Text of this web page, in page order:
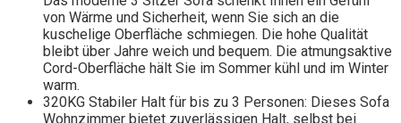
von Wärme und Sicherheit, wenn Sie sich an die
kuschelige Oberfläche schmiegen. Die hohe Qualität
bleibt über Jahre weich und bequem. Die atmungsaktive
Cord-Oberfläche hält Sie im Sommer kühl und im Winter
warm.
320KG Stabiler Halt für bis zu 3 Personen: Dieses Sofa
Wohnzimmer bietet zuverlässigen Halt, selbst bei